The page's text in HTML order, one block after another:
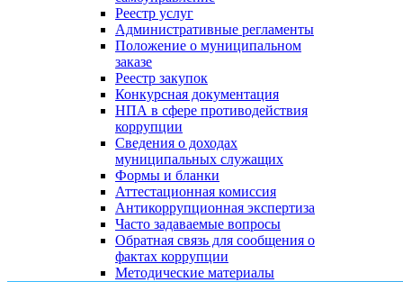
Реестр услуг
Административные регламенты
Положение о муниципальном
заказе
Реестр закупок
Конкурсная документация
НПА в сфере противодействия
коррупции
Сведения о доходах
муниципальных служащих
Формы и бланки
Аттестационная комиссия
Антикоррупционная экспертиза
Часто задаваемые вопросы
Обратная связь для сообщения о
фактах коррупции
Методические материалы